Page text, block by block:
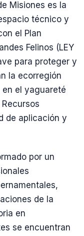
Misiones es la
técnico y
el Plan
Felinos (LEY
para proteger y
la ecorregión
el yaguareté
de aplicación y
por un
de la
en
se encuentran